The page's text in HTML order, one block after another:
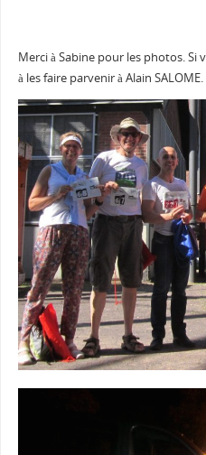
Merci à Sabine pour les photos. Si
à les faire parvenir à Alain SALOME.